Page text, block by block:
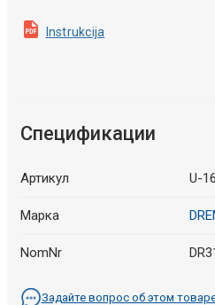
Instrukcija
Спецификации
Артикул U-
Марка
NomNr
Задайте вопрос об этом